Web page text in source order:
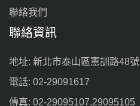
聯絡我們
聯絡資訊
地址: 新北市泰山區憲訓路48號
電話: 02-29091617
傳真: 02-29095107.29095105